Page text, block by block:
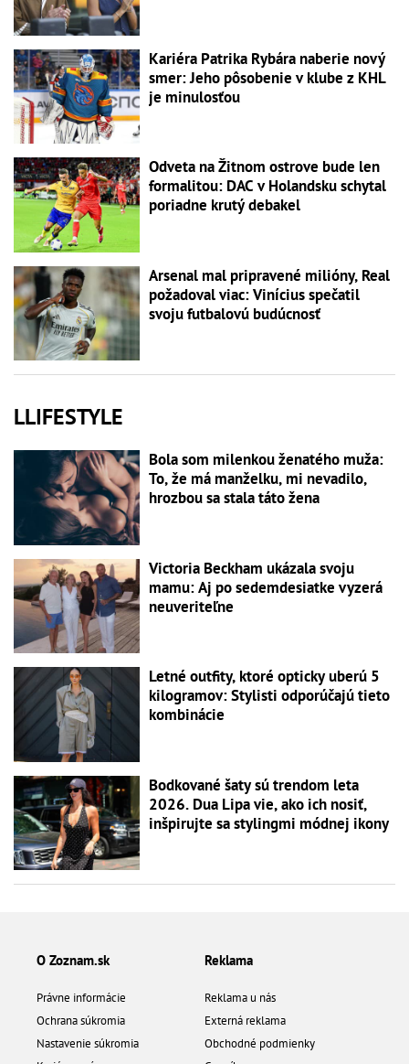
Kariéra Patrika Rybára naberie nový
smer: Jeho pôsobenie v klube z KHL
je minulosťou
Odveta na Žitnom ostrove bude len
formalitou: DAC v Holandsku schytal
poriadne krutý debakel
Arsenal mal pripravené milióny, Real
požadoval viac: Vinícius spečatil
svoju futbalovú budúcnosť
LLIFESTYLE
Bola som milenkou ženatého muža:
To, že má manželku, mi nevadilo,
hrozbou sa stala táto žena
Victoria Beckham ukázala svoju
mamu: Aj po sedemdesiatke vyzerá
neuveriteľne
Letné outfity, ktoré opticky uberú 5
kilogramov: Stylisti odporúčajú tieto
kombinácie
Bodkované šaty sú trendom leta
2026. Dua Lipa vie, ako ich nosiť,
inšpirujte sa stylingmi módnej ikony
O Zoznam.sk
Právne informácie
Ochrana súkromia
Nastavenie súkromia
Reklama
Reklama u nás
Externá reklama
Obchodné podmienky